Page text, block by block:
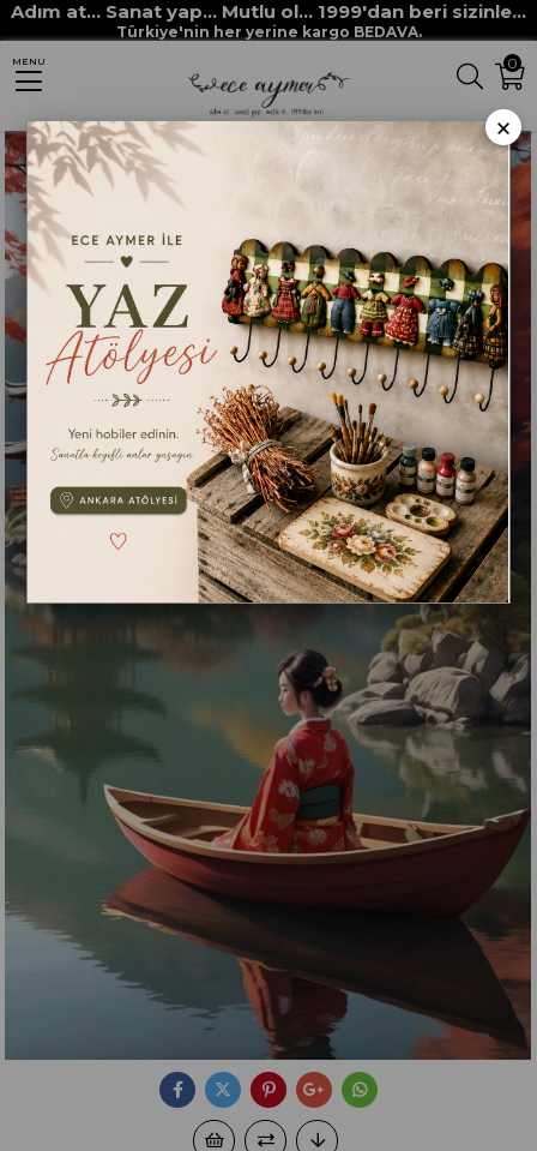
Adım at... Sanat yap... Mutlu ol... 1999'dan beri sizinle...
Türkiye'nin her yerine kargo BEDAVA.
0
MENU
Anasayfa DEKUPAJ KAĞITLARI ECE AYMER DEKUPAJ / PİRİNÇ KAĞITLARI
ECE AYMER ÖZEL KAĞITLAR KAYIKTA KIZ
×